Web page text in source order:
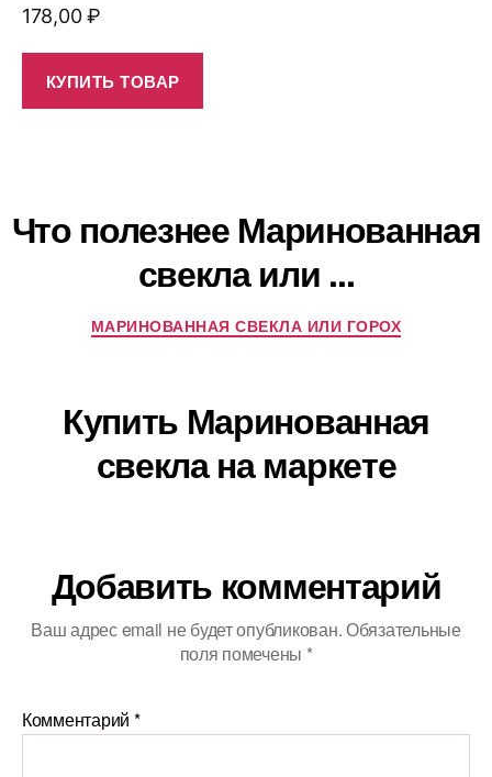
178,00₽
КУПИТЬ ТОВАР
Что полезнее Маринованная
свекла или ...
МАРИНОВАННАЯ СВЕКЛА ИЛИ ГОРОХ
Купить Маринованная
свекла на маркете
Добавить комментарий
Ваш адрес email не будет опубликован.Обязательные
поля помечены *
Комментарий *